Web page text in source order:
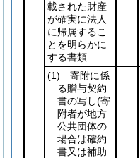
載された財産
が確実に法人
に帰属するこ
とを明らかに
する書類
(1) 寄附に係
る贈与契約
書の写し(寄
附者が地方
公共団体の
場合は確約
書又は補助